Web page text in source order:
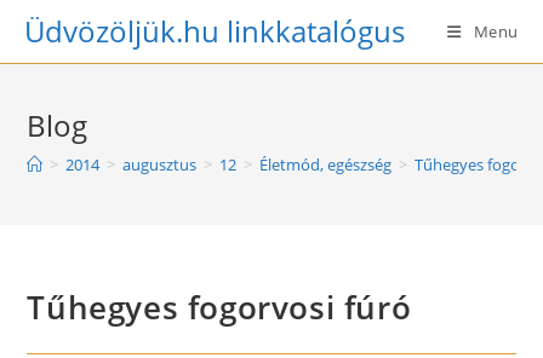
SkipÜdvözöljük.hu linkkatalógus Menu
Blog
> 2014 > augusztus > 12 > Életmód, egészség > Tűhegyes
Tűhegyes fogorvosi fúró